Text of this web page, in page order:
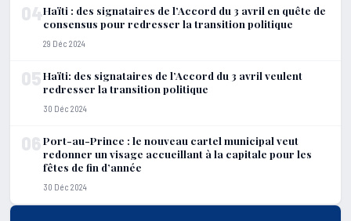
04Haïti : des signataires de l’Accord du 3 avril en quête de
consensus pour redresser la transition politique
29 Déc 2024
05Haïti: des signataires de l’Accord du 3 avril veulent
redresser la transition politique
30 Déc 2024
06Port-au-Prince : le nouveau cartel municipal veut
redonner un visage accueillant à la capitale pour les
fêtes de fin d’année
30 Déc 2024